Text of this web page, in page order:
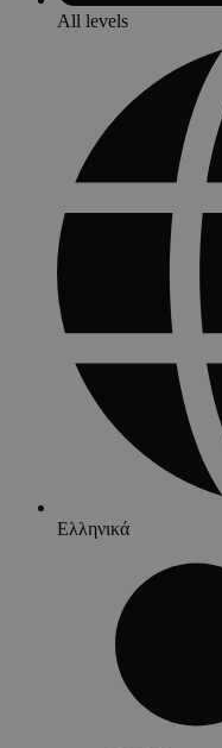
All levels
Ελληνικά